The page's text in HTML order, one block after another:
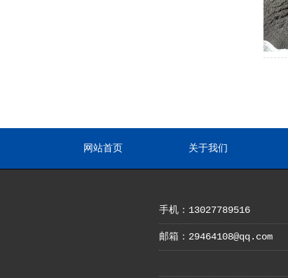
网站首页 关于我们
手机：13027789516
邮箱：29464108@qq.com